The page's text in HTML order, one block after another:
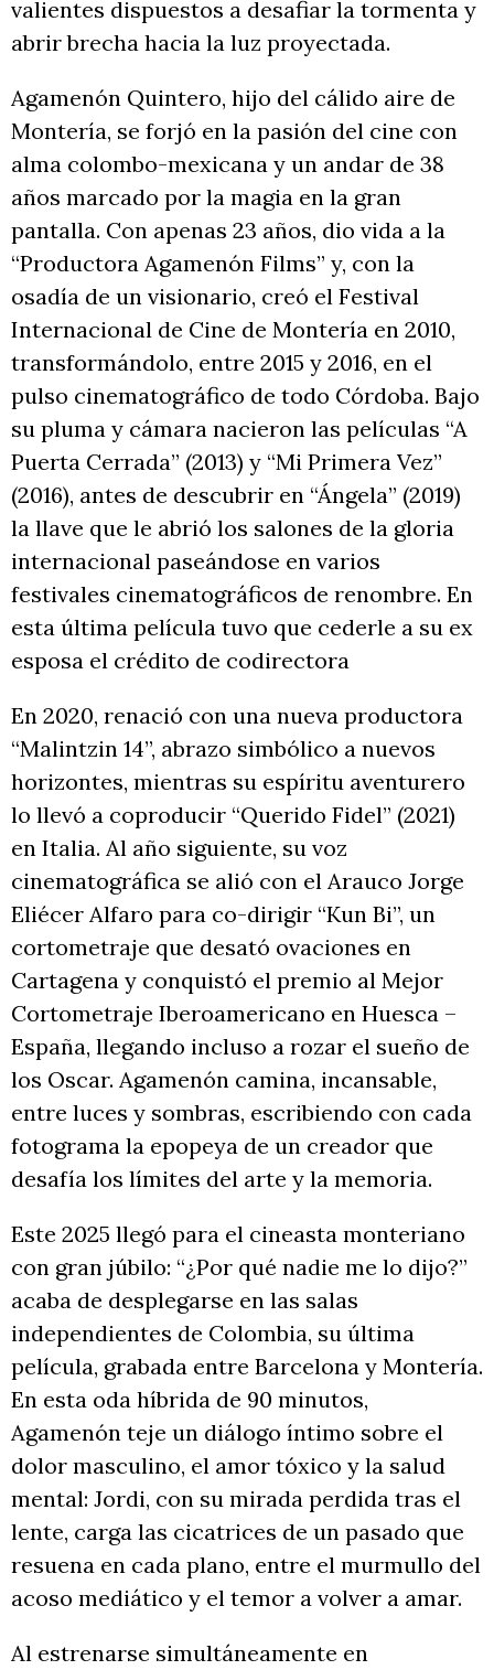
valientes dispuestos a desafiar la tormenta y
abrir brecha hacia la luz proyectada.
Agamenón Quintero, hijo del cálido aire de
Montería, se forjó en la pasión del cine con
alma colombo-mexicana y un andar de 38
años marcado por la magia en la gran
pantalla. Con apenas 23 años, dio vida a la
“Productora Agamenón Films” y, con la
osadía de un visionario, creó el Festival
Internacional de Cine de Montería en 2010,
transformándolo, entre 2015 y 2016, en el
pulso cinematográfico de todo Córdoba. Bajo
su pluma y cámara nacieron las películas “A
Puerta Cerrada” (2013) y “Mi Primera Vez”
(2016), antes de descubrir en “Ángela” (2019)
la llave que le abrió los salones de la gloria
internacional paseándose en varios
festivales cinematográficos de renombre. En
esta última película tuvo que cederle a su ex
esposa el crédito de codirectora
En 2020, renació con una nueva productora
“Malintzin 14”, abrazo simbólico a nuevos
horizontes, mientras su espíritu aventurero
lo llevó a coproducir “Querido Fidel” (2021)
en Italia. Al año siguiente, su voz
cinematográfica se alió con el Arauco Jorge
Eliécer Alfaro para co-dirigir “Kun Bi”, un
cortometraje que desató ovaciones en
Cartagena y conquistó el premio al Mejor
Cortometraje Iberoamericano en Huesca –
España, llegando incluso a rozar el sueño de
los Oscar. Agamenón camina, incansable,
entre luces y sombras, escribiendo con cada
fotograma la epopeya de un creador que
desafía los límites del arte y la memoria.
Este 2025 llegó para el cineasta monteriano
con gran júbilo: “¿Por qué nadie me lo dijo?”
acaba de desplegarse en las salas
independientes de Colombia, su última
película, grabada entre Barcelona y Montería.
En esta oda híbrida de 90 minutos,
Agamenón teje un diálogo íntimo sobre el
dolor masculino, el amor tóxico y la salud
mental: Jordi, con su mirada perdida tras el
lente, carga las cicatrices de un pasado que
resuena en cada plano, entre el murmullo del
acoso mediático y el temor a volver a amar.
Al estrenarse simultáneamente en